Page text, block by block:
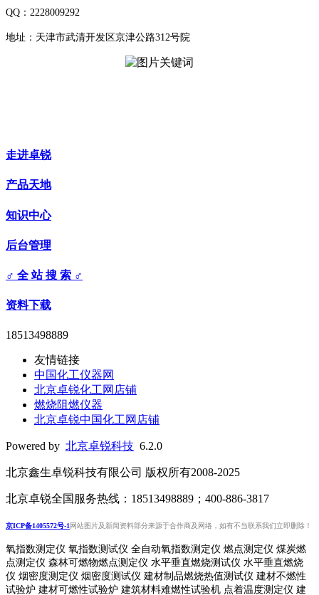
QQ：2228009292
地址：天津市武清开发区京津公路312号院
走进卓锐
产品天地
知识中心
后台管理
♂ 全 站 搜 索 ♂
资料下载
18513498889
友情链接
中国化工仪器网
北京卓锐化工网店铺
燃烧阻燃仪器
北京卓锐中国化工网店铺
Powered by 北京卓锐科技 6.2.0
北京鑫生卓锐科技有限公司 版权所有2008-2025
北京卓锐全国服务热线：18513498889；400-886-3817
京ICP备1405572号-1网站图片及新闻资料部分来源于合作商及网络，如有不当联系我们立即删除！
氧指数测定仪 氧指数测试仪 全自动氧指数测定仪 燃点测定仪 煤炭燃
点测定仪 森林可燃物燃点测定仪 水平垂直燃烧测试仪 水平垂直燃烧
仪 烟密度测定仪 烟密度测试仪 建材制品燃烧热值测试仪 建材不燃性
试验炉 建材可燃性试验炉 建筑材料难燃性试验机 点着温度测定仪 建